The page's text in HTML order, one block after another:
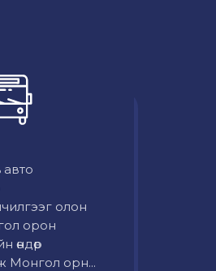
олон
орон
өндөр
Монгол орн...